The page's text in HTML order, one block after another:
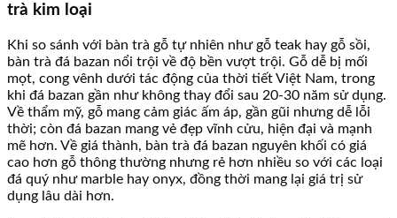
trà kim loại
Khi so sánh với bàn trà gỗ tự nhiên như gỗ teak hay gỗ sồi,
bàn trà đá bazan nổi trội về độ bền vượt trội. Gỗ dễ bị mối
mọt, cong vênh dưới tác động của thời tiết Việt Nam, trong
khi đá bazan gần như không thay đổi sau 20-30 năm sử dụng.
Về thẩm mỹ, gỗ mang cảm giác ấm áp, gần gũi nhưng dễ lỗi
thời; còn đá bazan mang vẻ đẹp vĩnh cửu, hiện đại và mạnh
mẽ hơn. Về giá thành, bàn trà đá bazan nguyên khối có giá
cao hơn gỗ thông thường nhưng rẻ hơn nhiều so với các loại
đá quý như marble hay onyx, đồng thời mang lại giá trị sử
dụng lâu dài hơn.